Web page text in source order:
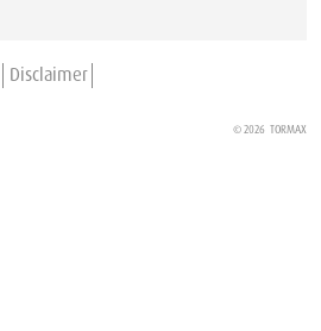
Disclaimer
© 2026 TORMAX